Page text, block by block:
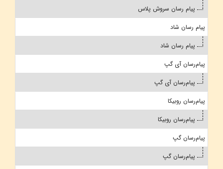
پیام رسان سروش پلاس
پیام رسان شاد
پیام رسان شاد
پیام‌رسان آی گپ
پیام‌رسان آی گپ
پیام‌رسان روبیکا
پیام‌رسان روبیکا
پیام‌رسان گپ
پیام‌رسان گپ